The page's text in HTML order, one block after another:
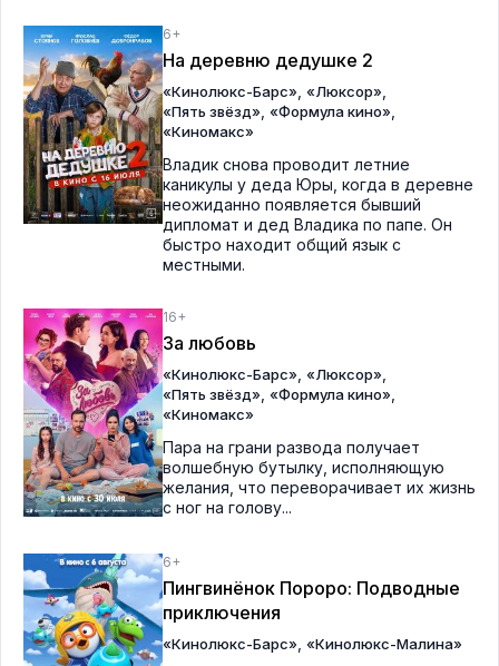
6+
На деревню дедушке 2
«Кинолюкс-Барс» «Люксор»
«Пять звёзд» «Формула кино»
«Киномакс»
Владик снова проводит летние
каникулы у деда Юры, когда в деревне
неожиданно появляется бывший
дипломат и дед Владика по папе. Он
быстро находит общий язык с
местными.
16+
За любовь
«Кинолюкс-Барс» «Люксор»
«Пять звёзд» «Формула кино»
«Киномакс»
Пара на грани развода получает
волшебную бутылку, исполняющую
желания, что переворачивает их жизнь
с ног на голову...
6+
Пингвинёнок Пороро: Подводные
приключения
«Кинолюкс-Барс» «Кинолюкс-Малина»